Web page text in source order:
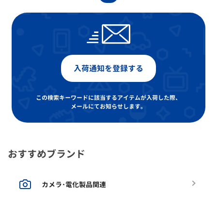
入荷通知を登録する
この検索キーワードに該当するアイテムが入荷した際、
メールにてお知らせします。
おすすめブランド
カメラ･電化製品関連